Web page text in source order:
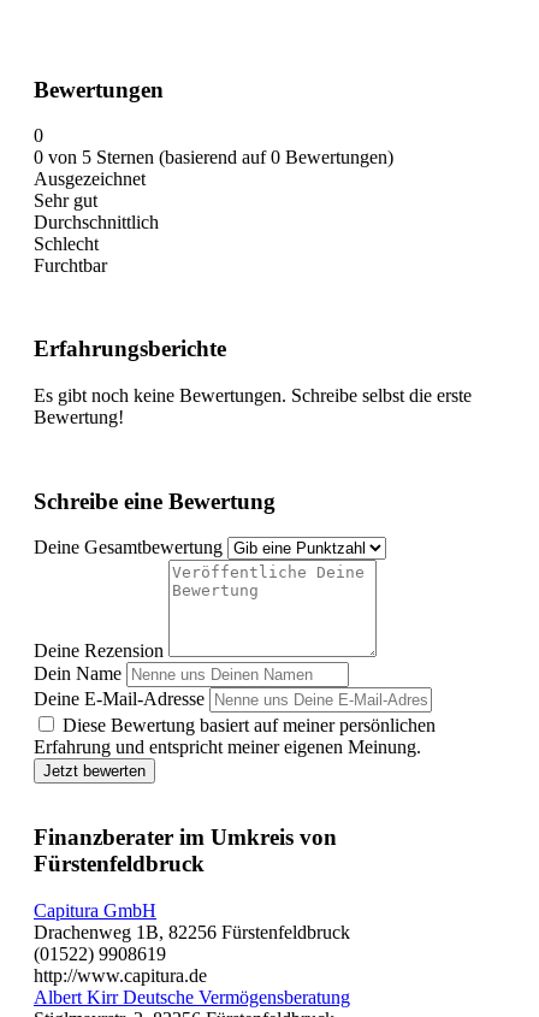
Bewertungen
0
0 von 5 Sternen (basierend auf 0 Bewertungen)
Ausgezeichnet
Sehr gut
Durchschnittlich
Schlecht
Furchtbar
Erfahrungsberichte
Es gibt noch keine Bewertungen. Schreibe selbst die erste
Bewertung!
Schreibe eine Bewertung
Deine Gesamtbewertung
Deine Rezension
Dein Name
Deine E-Mail-Adresse
Diese Bewertung basiert auf meiner persönlichen
Erfahrung und entspricht meiner eigenen Meinung.
Jetzt bewerten
Finanzberater im Umkreis von
Fürstenfeldbruck
Capitura GmbH
Drachenweg 1B, 82256 Fürstenfeldbruck
(01522) 9908619
http://www.capitura.de
Albert Kirr Deutsche Vermögensberatung